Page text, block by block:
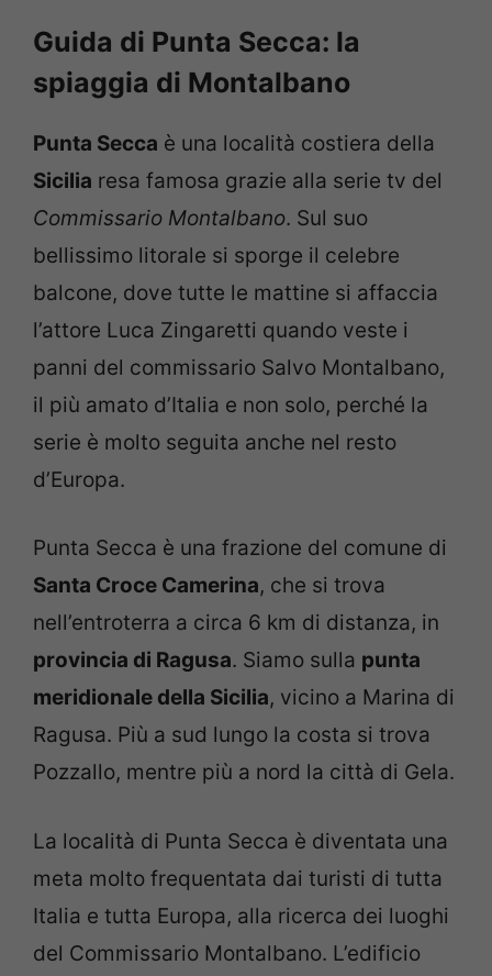
Guida di Punta Secca: la
spiaggia di Montalbano
Punta Secca è una località costiera della
Sicilia resa famosa grazie alla serie tv del
Commissario Montalbano. Sul suo
bellissimo litorale si sporge il celebre
balcone, dove tutte le mattine si affaccia
l’attore Luca Zingaretti quando veste i
panni del commissario Salvo Montalbano,
il più amato d’Italia e non solo, perché la
serie è molto seguita anche nel resto
d’Europa.
Punta Secca è una frazione del comune di
Santa Croce Camerina, che si trova
nell’entroterra a circa 6 km di distanza, in
provincia di Ragusa. Siamo sulla punta
meridionale della Sicilia, vicino a Marina di
Ragusa. Più a sud lungo la costa si trova
Pozzallo, mentre più a nord la città di Gela.
La località di Punta Secca è diventata una
meta molto frequentata dai turisti di tutta
Italia e tutta Europa, alla ricerca dei luoghi
del Commissario Montalbano. L’edificio